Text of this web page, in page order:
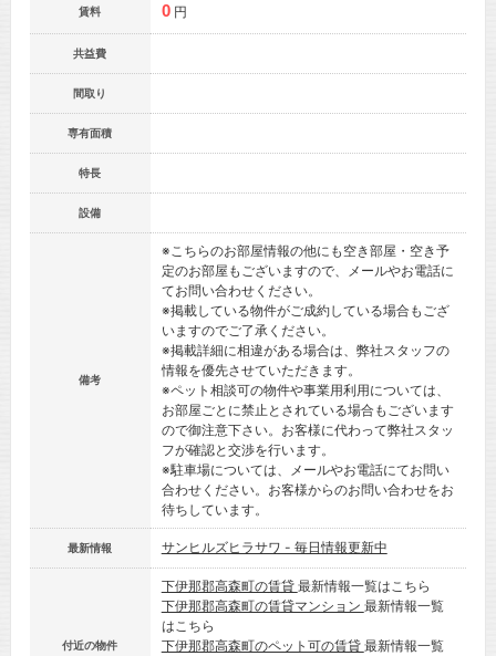
賃料 0 円
共益費
間取り
専有面積
特長
設備
備考
※こちらのお部屋情報の他にも空き部屋・空き予
定のお部屋もございますので、メールやお電話に
てお問い合わせください。
※掲載している物件がご成約している場合もござ
いますのでご了承ください。
※掲載詳細に相違がある場合は、弊社スタッフの
情報を優先させていただきます。
※ペット相談可の物件や事業用利用については、
お部屋ごとに禁止とされている場合もございます
ので御注意下さい。お客様に代わって弊社スタッ
フが確認と交渉を行います。
※駐車場については、メールやお電話にてお問い
合わせください。お客様からのお問い合わせをお
待ちしています。
最新情報 サンヒルズヒラサワ - 毎日情報更新中
付近の物件
下伊那郡高森町の賃貸 最新情報一覧はこちら
下伊那郡高森町の賃貸マンション 最新情報一覧
はこちら
下伊那郡高森町のペット可の賃貸 最新情報一覧